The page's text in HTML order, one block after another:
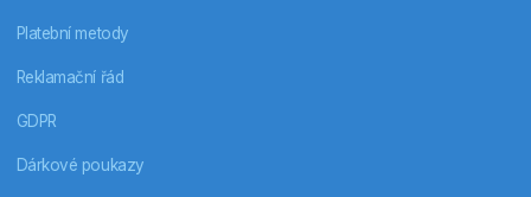
Platební metody
Reklamační řád
GDPR
Dárkové poukazy